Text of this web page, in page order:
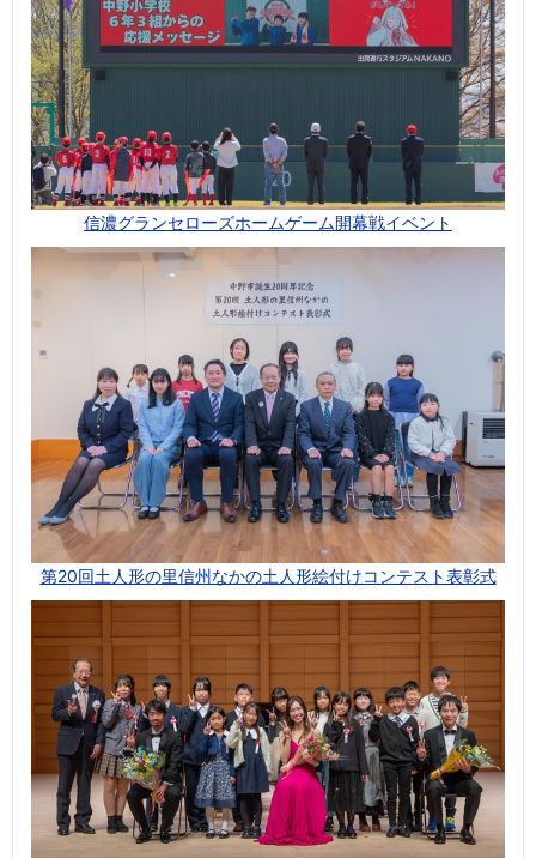
信濃グランセローズホームゲーム開幕戦イベント
第20回土人形の里信州なかの土人形絵付けコンテスト表彰式